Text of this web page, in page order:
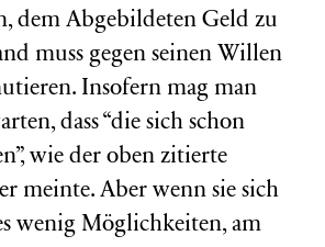
dem Abgebildeten Geld zu
muss gegen seinen Willen
Insofern mag man
dass “die sich schon
wie der oben zitierte
meinte. Aber wenn sie sich
wenig Möglichkeiten, am